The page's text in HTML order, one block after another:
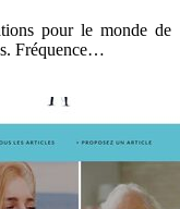
pour le monde de
Fréquence…